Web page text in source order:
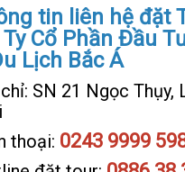
tin liên hệ đặt
Ty Cổ Phần Đầu
Lịch Bắc Á
SN 21 Ngọc Thụy,
thoại: 0243 9999